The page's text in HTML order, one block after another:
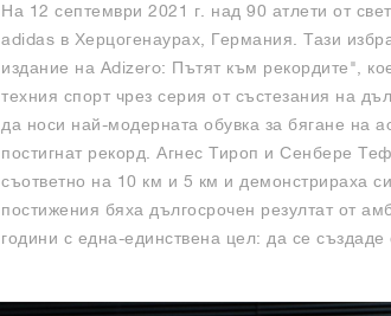
На 12 септември 2021 г. над 90 атлети от
adidas в Херцогенаурах, Германия. Тази
издание на Adizero: Пътят към рекордите",
техния спорт чрез серия от състезания на
да носи най-модерната обувка за бягане на
постигнат рекорд. Агнес Тироп и Сенбере
съответно на 10 км и 5 км и демонстрираха
постижения бяха дългосрочен резултат от
години с една-единствена цел: да се създаде